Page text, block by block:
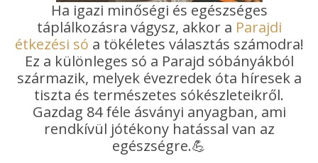
Ha igazi minőségi és egészséges
táplálkozásra vágysz, akkor a Parajdi
étkezési só a tökéletes választás számodra!
Ez a különleges só a Parajd sóbányákból
származik, melyek évezredek óta híresek a
tiszta és természetes sókészleteikről.
Gazdag 84 féle ásványi anyagban, ami
rendkívül jótékony hatással van az
egészségre.💪